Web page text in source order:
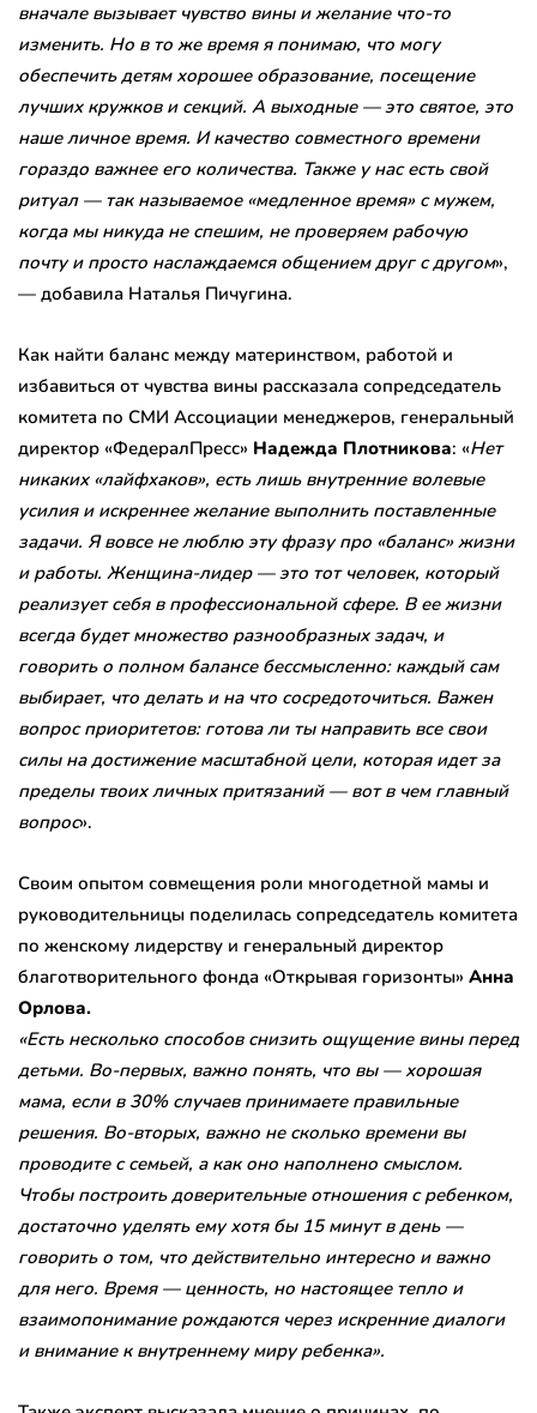
вначале вызывает чувство вины и желание что-то
изменить. Но в то же время я понимаю, что могу
обеспечить детям хорошее образование, посещение
лучших кружков и секций. А выходные — это святое, это
наше личное время. И качество совместного времени
гораздо важнее его количества. Также у нас есть свой
ритуал — так называемое «медленное время» с мужем,
когда мы никуда не спешим, не проверяем рабочую
почту и просто наслаждаемся общением друг с другом»,
— добавила Наталья Пичугина.
Как найти баланс между материнством, работой и
избавиться от чувства вины рассказала сопредседатель
комитета по СМИ Ассоциации менеджеров, генеральный
директор «ФедералПресс» Надежда Плотникова: «Нет
никаких «лайфхаков», есть лишь внутренние волевые
усилия и искреннее желание выполнить поставленные
задачи. Я вовсе не люблю эту фразу про «баланс» жизни
и работы. Женщина-лидер — это тот человек, который
реализует себя в профессиональной сфере. В ее жизни
всегда будет множество разнообразных задач, и
говорить о полном балансе бессмысленно: каждый сам
выбирает, что делать и на что сосредоточиться. Важен
вопрос приоритетов: готова ли ты направить все свои
силы на достижение масштабной цели, которая идет за
пределы твоих личных притязаний — вот в чем главный
вопрос».
Своим опытом совмещения роли многодетной мамы и
руководительницы поделилась сопредседатель комитета
по женскому лидерству и генеральный директор
благотворительного фонда «Открывая горизонты» Анна
Орлова.
«Есть несколько способов снизить ощущение вины перед
детьми. Во-первых, важно понять, что вы — хорошая
мама, если в 30% случаев принимаете правильные
решения. Во-вторых, важно не сколько времени вы
проводите с семьей, а как оно наполнено смыслом.
Чтобы построить доверительные отношения с ребенком,
достаточно уделять ему хотя бы 15 минут в день —
говорить о том, что действительно интересно и важно
для него. Время — ценность, но настоящее тепло и
взаимопонимание рождаются через искренние диалоги
и внимание к внутреннему миру ребенка».